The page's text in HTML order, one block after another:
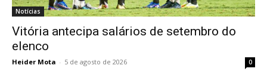
Notícias
Vitória antecipa salários de setembro do
elenco
Heider Mota - 5 de agosto de 2026 0